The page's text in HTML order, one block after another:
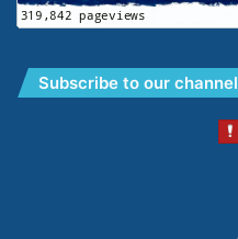
Subscribe to our channel